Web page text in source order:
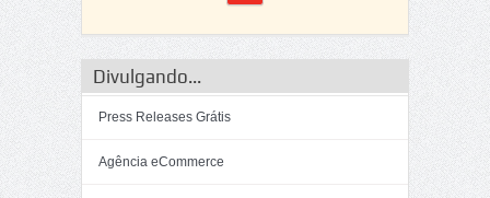
Divulgando...
Press Releases Grátis
Agência eCommerce